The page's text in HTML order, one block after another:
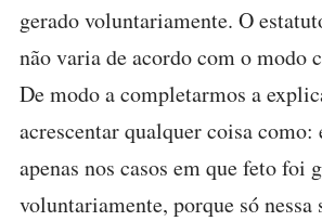
gerado voluntariamente. O
não varia de acordo com o modo
De modo a completarmos a
acrescentar qualquer coisa
apenas nos casos em que feto foi
voluntariamente, porque só nessa